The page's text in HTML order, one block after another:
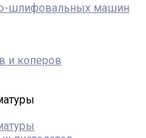
шлифовальных машин
и коперов